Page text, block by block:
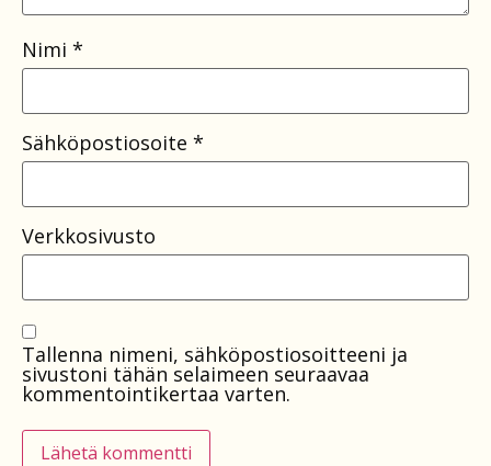
Nimi *
Sähköpostiosoite *
Verkkosivusto
Tallenna nimeni, sähköpostiosoitteeni ja
sivustoni tähän selaimeen seuraavaa
kommentointikertaa varten.